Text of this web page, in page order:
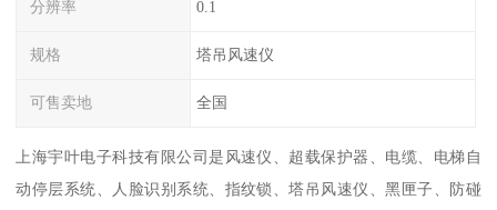
分辨率 0.1
规格 塔吊风速仪
可售卖地 全国
上海宇叶电子科技有限公司是风速仪、超载保护器、电缆、电梯自
动停层系统、人脸识别系统、指纹锁、塔吊风速仪、黑匣子、防碰